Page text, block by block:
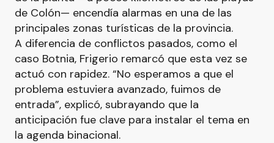
de Colón— encendía alarmas en una de las
principales zonas turísticas de la provincia.
A diferencia de conflictos pasados, como el
caso Botnia, Frigerio remarcó que esta vez se
actuó con rapidez. “No esperamos a que el
problema estuviera avanzado, fuimos de
entrada”, explicó, subrayando que la
anticipación fue clave para instalar el tema en
la agenda binacional.